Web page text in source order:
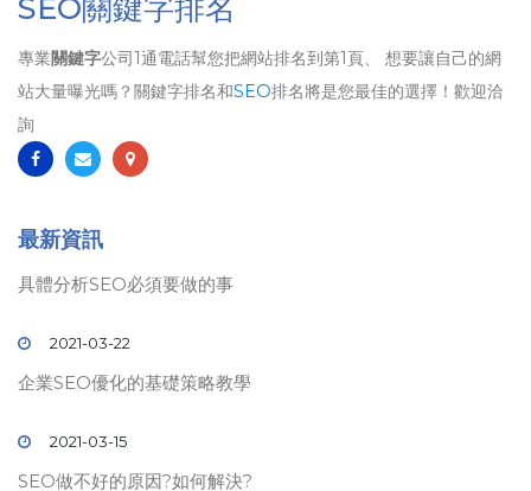
SEO關鍵字排名
專業關鍵字公司1通電話幫您把網站排名到第1頁、 想要讓自己的網
站大量曝光嗎？關鍵字排名和SEO排名將是您最佳的選擇！歡迎洽
詢
最新資訊
具體分析SEO必須要做的事
2021-03-22
企業SEO優化的基礎策略教學
2021-03-15
SEO做不好的原因?如何解決?